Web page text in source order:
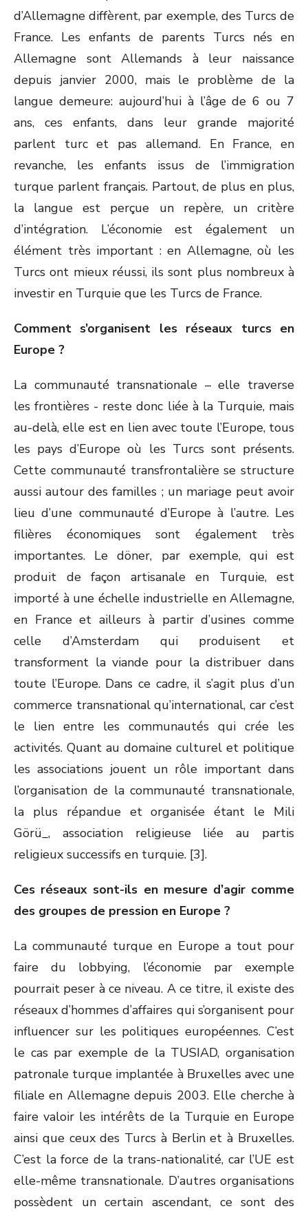
d’Allemagne diffèrent, par exemple, des Turcs de
France. Les enfants de parents Turcs nés en
Allemagne sont Allemands à leur naissance
depuis janvier 2000, mais le problème de la
langue demeure: aujourd’hui à l’âge de 6 ou 7
ans, ces enfants, dans leur grande majorité
parlent turc et pas allemand. En France, en
revanche, les enfants issus de l’immigration
turque parlent français. Partout, de plus en plus,
la langue est perçue un repère, un critère
d’intégration. L’économie est également un
élément très important : en Allemagne, où les
Turcs ont mieux réussi, ils sont plus nombreux à
investir en Turquie que les Turcs de France.
Comment s’organisent les réseaux turcs en
Europe ?
La communauté transnationale – elle traverse
les frontières - reste donc liée à la Turquie, mais
au-delà, elle est en lien avec toute l’Europe, tous
les pays d’Europe où les Turcs sont présents.
Cette communauté transfrontalière se structure
aussi autour des familles ; un mariage peut avoir
lieu d’une communauté d’Europe à l’autre. Les
filières économiques sont également très
importantes. Le döner, par exemple, qui est
produit de façon artisanale en Turquie, est
importé à une échelle industrielle en Allemagne,
en France et ailleurs à partir d’usines comme
celle d’Amsterdam qui produisent et
transforment la viande pour la distribuer dans
toute l’Europe. Dans ce cadre, il s’agit plus d’un
commerce transnational qu’international, car c’est
le lien entre les communautés qui crée les
activités. Quant au domaine culturel et politique
les associations jouent un rôle important dans
l’organisation de la communauté transnationale,
la plus répandue et organisée étant le Mili
Görü_, association religieuse liée au partis
religieux successifs en turquie. [3].
Ces réseaux sont-ils en mesure d’agir comme
des groupes de pression en Europe ?
La communauté turque en Europe a tout pour
faire du lobbying, l’économie par exemple
pourrait peser à ce niveau. A ce titre, il existe des
réseaux d’hommes d’affaires qui s’organisent pour
influencer sur les politiques européennes. C’est
le cas par exemple de la TUSIAD, organisation
patronale turque implantée à Bruxelles avec une
filiale en Allemagne depuis 2003. Elle cherche à
faire valoir les intérêts de la Turquie en Europe
ainsi que ceux des Turcs à Berlin et à Bruxelles.
C’est la force de la trans-nationalité, car l’UE est
elle-même transnationale. D’autres organisations
possèdent un certain ascendant, ce sont des